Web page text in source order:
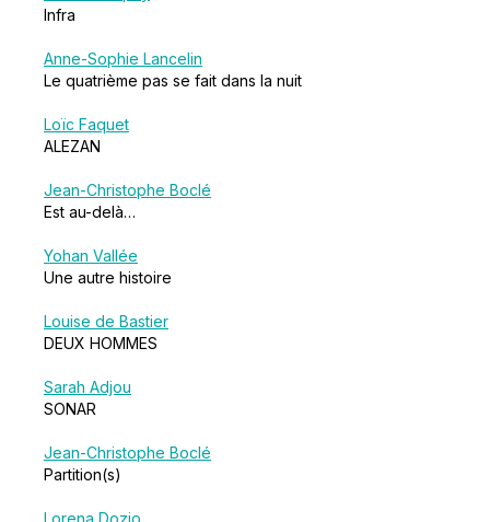
Infra
Anne-Sophie Lancelin
Le quatrième pas se fait dans la nuit
Loïc Faquet
ALEZAN
Jean-Christophe Boclé
Est au-delà…
Yohan Vallée
Une autre histoire
Louise de Bastier
DEUX HOMMES
Sarah Adjou
SONAR
Jean-Christophe Boclé
Partition(s)